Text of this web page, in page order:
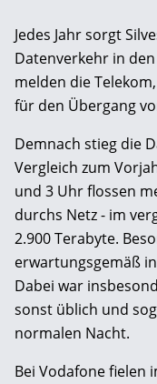
Jedes Jahr sorgt
Datenverkehr in
melden die
für den Übergang
Demnach stieg die
Vergleich zum
und 3 Uhr flossen
durchs Netz - im
2.900 Terabyte.
erwartungsgemäß
Dabei war
sonst üblich und
normalen Nacht.
Bei Vodafone fielen